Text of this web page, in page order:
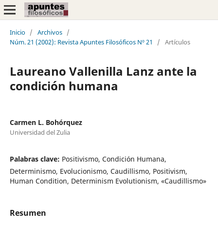
Inicio / Archivos /
Núm. 21 (2002): Revista Apuntes Filosóficos Nº 21
/ Artículos
Laureano Vallenilla Lanz ante la
condición humana
Carmen L. Bohórquez
Universidad del Zulia
Palabras clave: Positivismo, Condición Humana,
Determinismo, Evolucionismo, Caudillismo, Positivism,
Human Condition, Determinism Evolutionism, «Caudillismo»
Resumen